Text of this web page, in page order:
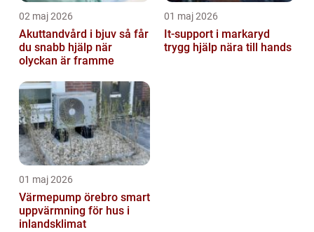
02 maj 2026
Akuttandvård i bjuv så får
du snabb hjälp när
olyckan är framme
01 maj 2026
It-support i markaryd
trygg hjälp nära till hands
01 maj 2026
Värmepump örebro smart
uppvärmning för hus i
inlandsklimat